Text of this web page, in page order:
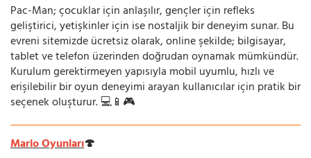
Pac-Man; çocuklar için anlaşılır, gençler için refleks
geliştirici, yetişkinler için ise nostaljik bir deneyim sunar. Bu
evreni sitemizde ücretsiz olarak, online şekilde; bilgisayar,
tablet ve telefon üzerinden doğrudan oynamak mümkündür.
Kurulum gerektirmeyen yapısıyla mobil uyumlu, hızlı ve
erişilebilir bir oyun deneyimi arayan kullanıcılar için pratik bir
seçenek oluşturur. 💻📱🎮
Mario Oyunları🍄